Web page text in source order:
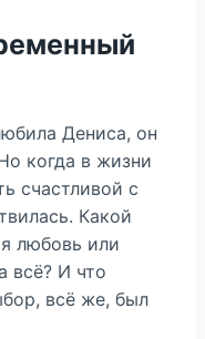
Дениса, он
когда в жизни
счастливой с
Какой
любовь или
всё? И что
всё же, был